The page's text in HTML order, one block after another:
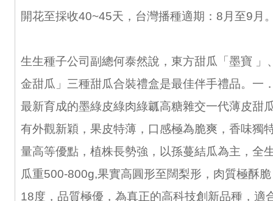
開花至採收40~45天，台灣播種適期：8月至9月
生生種子公司副總何泰然說，東方甜瓜「墨寶 」
金甜瓜」三種甜瓜合裝禮盒是最佳伴手禮品。一
最新育成的墨綠皮綠肉綠瓤高糖雜交一代薄皮甜
有外觀新穎，果皮特薄，口感極為脆爽，香味獨
量高等優點，植株長勢強，以孫蔓結瓜為主，全
瓜重500-800g,果實高圓形至闊梨形，肉質極酥
18度，品質極優，為真正的高科技創新品種，適